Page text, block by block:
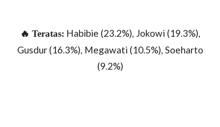
🔥 Teratas: Habibie (23.2%), Jokowi (19.3%),
Gusdur (16.3%), Megawati (10.5%), Soeharto
(9.2%)